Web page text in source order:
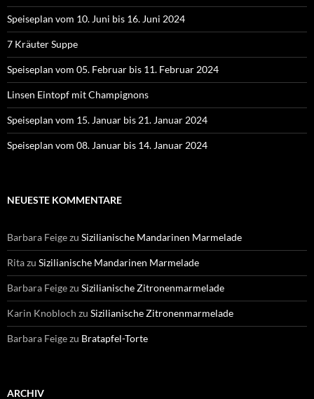
Speiseplan vom 10. Juni bis 16. Juni 2024
7 Kräuter Suppe
Speiseplan vom 05. Februar bis 11. Februar 2024
Linsen Eintopf mit Champignons
Speiseplan vom 15. Januar bis 21. Januar 2024
Speiseplan vom 08. Januar bis 14. Januar 2024
NEUESTE KOMMENTARE
Barbara Feigezu Sizilianische Mandarinen Marmelade
Ritazu Sizilianische Mandarinen Marmelade
Barbara Feigezu Sizilianische Zitronenmarmelade
Karin Knobloch zu Sizilianische Zitronenmarmelade
Barbara Feigezu Bratapfel-Torte
ARCHIV